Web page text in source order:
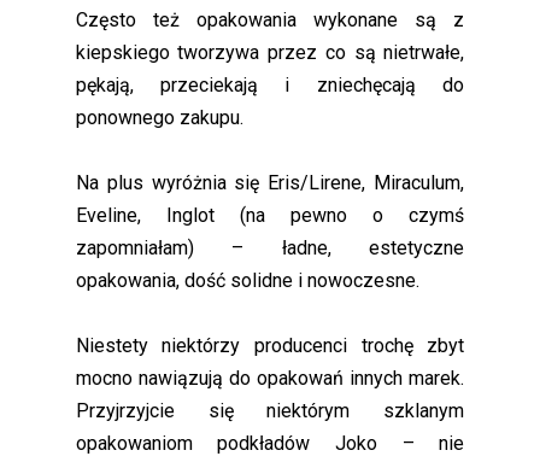
Często też opakowania wykonane są z
kiepskiego tworzywa przez co są nietrwałe,
pękają, przeciekają i zniechęcają do
ponownego zakupu.
Na plus wyróżnia się Eris/Lirene, Miraculum,
Eveline, Inglot (na pewno o czymś
zapomniałam) – ładne, estetyczne
opakowania, dość solidne i nowoczesne.
Niestety niektórzy producenci trochę zbyt
mocno nawiązują do opakowań innych marek.
Przyjrzyjcie się niektórym szklanym
opakowaniom podkładów Joko – nie